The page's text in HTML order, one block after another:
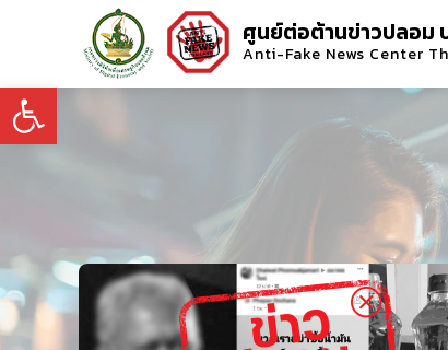
Open toolbar
ศูนย์ต่อต้านข่าวปลอม
Anti-Fake News Center